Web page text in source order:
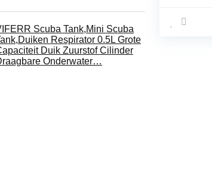
Scuba Tank,Mini Scuba
Respirator 0.5L Grote
Duik Zuurstof Cilinder
Onderwater…